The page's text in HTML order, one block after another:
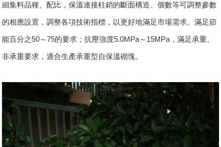
細集料品種、配比，保溫連接柱銷的斷面構造、個數等可調整參數
的相應設置，調整各項技術指標，以更好地滿足市場需求。滿足節
能百分之50～75的要求；抗壓強度5.0MPa～15MPa，滿足承重、
非承重要求，適合生產承重型自保溫砌塊。